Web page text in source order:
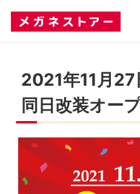
2021年11月
同日改装オー